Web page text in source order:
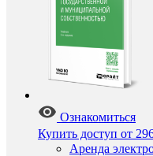
Ознакомиться
Купить доступ от
Аренда